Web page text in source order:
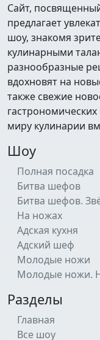
Сайт,
предлагает
шоу, знакомя
кулинарными
разнообразные
вдохновят на
также свежие
миру кулинарии
Шоу
Полная посадка
Битва шефов
Битва шефов.
На ножах
Адская кухня
Адский шеф
Молодые ножи
Молодые ножи.
Разделы
Главная
Все шоу